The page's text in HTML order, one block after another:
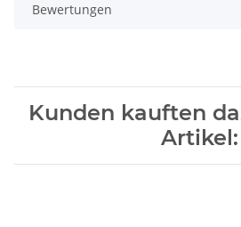
Bewertungen
Kunden kauften
Artikel: